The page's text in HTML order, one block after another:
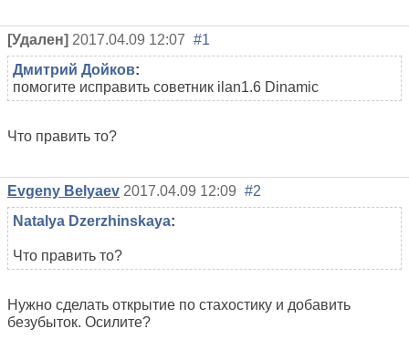
[Удален] 2017.04.09 12:07 #1
Дмитрий Дойков:
помогите исправить советник ilan1.6 Dinamic
Что править то?
Evgeny Belyaev 2017.04.09 12:09 #2
Natalya Dzerzhinskaya:
Что править то?
Нужно сделать открытие по стахостику и добавить
безубыток. Осилите?